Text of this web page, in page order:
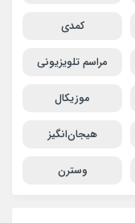
کمدی
مراسم تلویزیونی
موزیکال
هیجان‌انگیز
وسترن